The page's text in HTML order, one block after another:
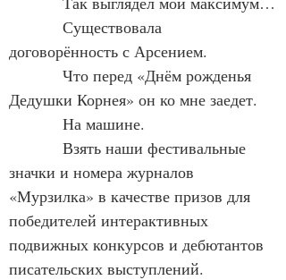
договорённость с Арсением.
Дедушки Корнея» он ко мне заедет.
            На машине.
значки и номера журналов
«Мурзилка» в качестве призов для
победителей интерактивных
подвижных конкурсов и дебютантов
писательских выступлений.